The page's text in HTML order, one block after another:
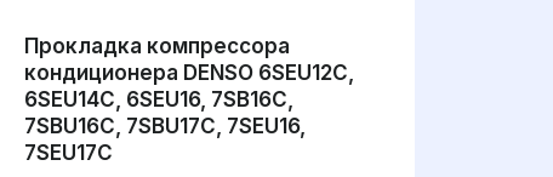
Прокладка компрессора
кондиционера DENSO 6SEU12C,
6SEU14C, 6SEU16, 7SB16C,
7SBU16C, 7SBU17C, 7SEU16,
7SEU17C